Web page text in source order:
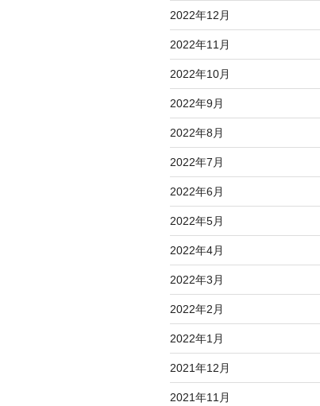
2022年12月
2022年11月
2022年10月
2022年9月
2022年8月
2022年7月
2022年6月
2022年5月
2022年4月
2022年3月
2022年2月
2022年1月
2021年12月
2021年11月